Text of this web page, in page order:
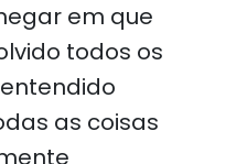
em que
todos os
as coisas